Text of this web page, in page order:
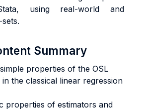
using real-world and
Summary
properties of the OSL
in the classical linear regression
properties of estimators and